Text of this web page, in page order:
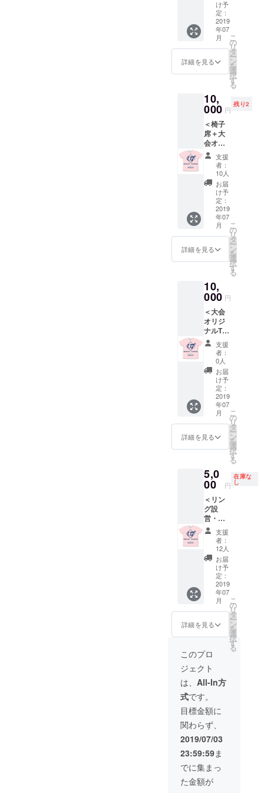
ださ
い。 ※T
シャツ
は当日
会場に
ししま
すの
会開始
前まで
にリン
グ横に
あるテ
ント下
へお越
しくだ
さい。
い方限
会場に
は来ら
れない
けど、
サポー
トして
会オリ
ジナルT
シャツ
１枚を
ご自宅
へお送
り致し
ます。
発送は
７月中
を予定
してお
りま
す。 ※T
シャツ
のサイ
ズはS /
選びく
ださ
け予
定：
2019
年07
月
詳細を見る
こ
の
リ
タ
ー
ン
を
選
択
す
る
10,
000 円
残り2
＜椅子
席＋大
会オリ
ジナルT
シャツ
１枚＞※
当日来
られる
方限定
会場は
通常席
が設置
されて
おりま
せん。
為、早
く来る
必要も
なくリ
ングサ
イドの
座席に
て観戦
してい
ただき
ます。
また、
選手・
スタッ
フと同
じ大会
オリジ
提供。
※場所指
きませ
ん。 ※T
シャツ
のサイ
ズはS /
M / L /
XL/XXL
よりお
選びく
ださ
い。 ※T
シャツ
は当日
会場に
すの
会開始
前まで
グ横に
あるテ
ント下
へお越
しくだ
支援
者：
10人
お届
け予
定：
2019
年07
月
詳細を見る
こ
の
リ
タ
ー
ン
を
選
択
す
る
10,
000 円
＜大会
オリジ
ナルT
シャツ
２枚＞※
当日来
られな
い方限
会場に
は来ら
れない
けど、
サポー
トして
会オリ
ジナルT
シャツ
２枚を
ご自宅
へお送
り致し
ます。
発送は
７月中
を予定
してお
りま
す。 ※T
シャツ
のサイ
ズはS /
よりお
ださ
い。
支援
者：
0人
お届
け予
定：
2019
年07
月
詳細を見る
こ
の
リ
タ
ー
ン
を
選
択
す
る
5,0
00 円
在庫な
し
＜リン
グ設
営・撤
去を手
伝わさ
れる権
利＋大
会オリ
ジナルT
シャツ
１枚＞※
当日来
られる
方限定
お金を
いるの
に働か
される
という
不条理
な権
利。 で
も選手
と一緒
に汗を
流し夏
の思い
出にな
るで
しょ
支援
者：
12人
お届
け予
定：
2019
年07
月
詳細を見る
こ
の
リ
タ
ー
ン
を
選
択
す
る
このプロ
ジェクト
は、 All-In方
式です。
目標金額に
関わらず、
2019/07/03
23:59:59ま
でに集まっ
た金額が